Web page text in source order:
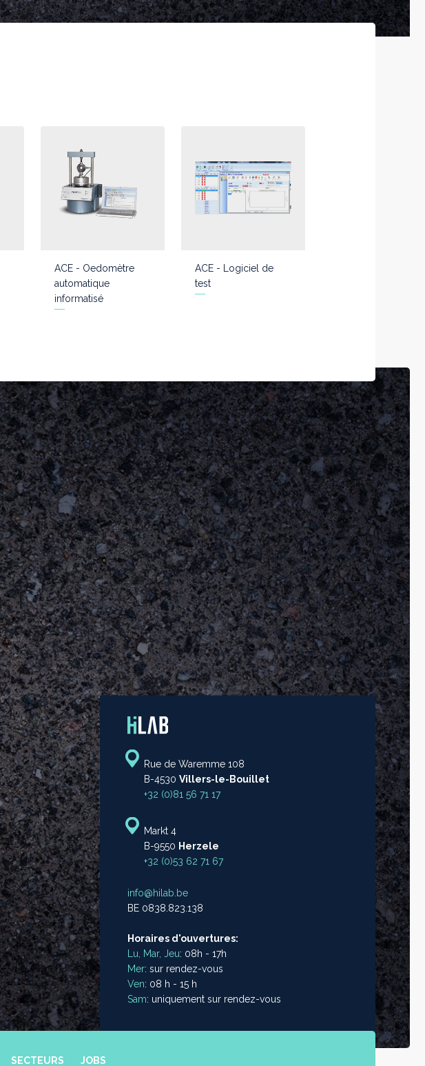
ACE - Oedomètre
automatique
informatisé
ACE - Logiciel de
test
Rue de Waremme 108
B-4530 Villers-le-Bouillet
+32 (0)81 56 71 17
Markt 4
B-9550 Herzele
+32 (0)53 62 71 67
info@hilab.be
BE 0838.823.138
Horaires d'ouvertures:
Lu, Mar, Jeu: 08h - 17h
Mer: sur rendez-vous
Ven: 08 h - 15 h
Sam: uniquement sur rendez-vous
SECTEURS
JOBS